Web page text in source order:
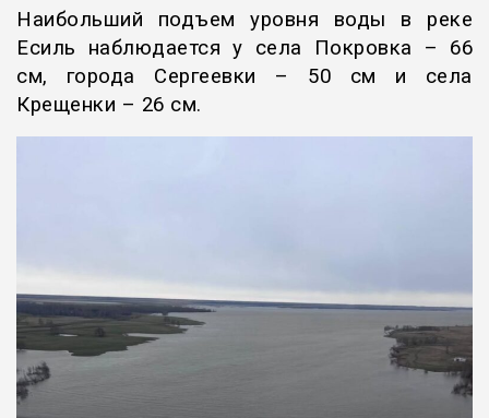
Наибольший подъем уровня воды в реке
Есиль наблюдается у села Покровка – 66
см, города Сергеевки – 50 см и села
Крещенки – 26 см.